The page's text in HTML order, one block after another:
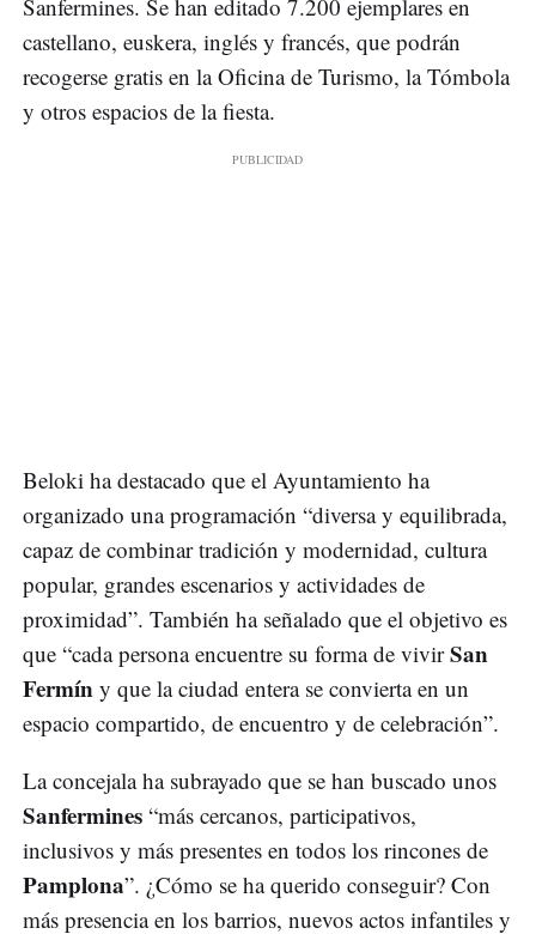
Sanfermines. Se han editado 7.200 ejemplares en
castellano, euskera, inglés y francés, que podrán
recogerse gratis en la Oficina de Turismo, la Tómbola
y otros espacios de la fiesta.
Beloki ha destacado que el Ayuntamiento ha
organizado una programación “diversa y equilibrada,
capaz de combinar tradición y modernidad, cultura
popular, grandes escenarios y actividades de
proximidad”. También ha señalado que el objetivo es
que “cada persona encuentre su forma de vivirSan
Fermín y que la ciudad entera se convierta en un
espacio compartido, de encuentro y de celebración”.
La concejala ha subrayado que se han buscado unos
Sanfermines “más cercanos, participativos,
inclusivos y más presentes en todos los rincones de
Pamplona”. ¿Cómo se ha querido conseguir? Con
más presencia en los barrios, nuevos actos infantiles y